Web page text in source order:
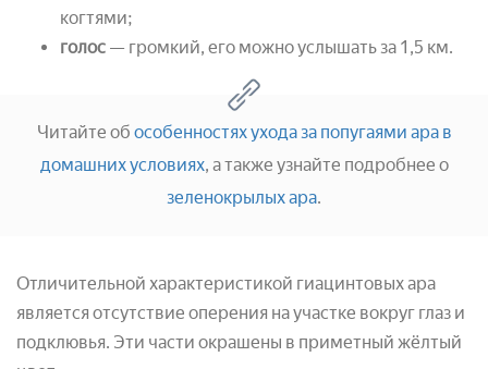
когтями;
голос — громкий, его можно услышать за 1,5 км.
Читайте об особенностях ухода за попугаями ара в
домашних условиях, а также узнайте подробнее о
зеленокрылых ара.
Отличительной характеристикой гиацинтовых ара
является отсутствие оперения на участке вокруг глаз и
подклювья. Эти части окрашены в приметный жёлтый